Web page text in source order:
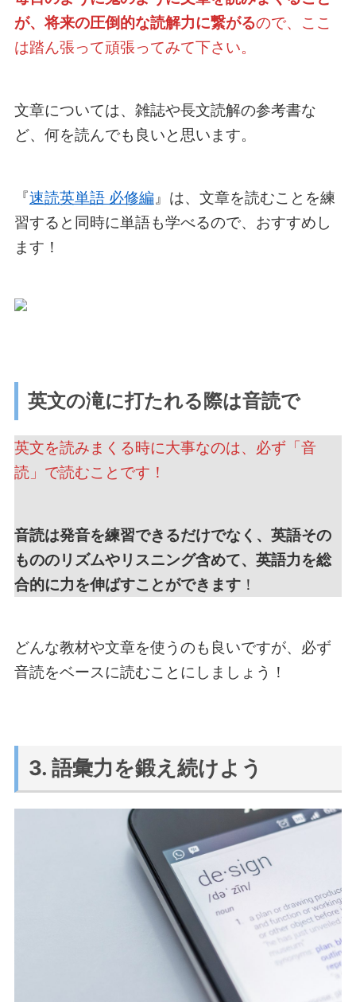
が、将来の圧倒的な読解力に繋がるので、ここ
は踏ん張って頑張ってみて下さい。
文章については、雑誌や長文読解の参考書な
ど、何を読んでも良いと思います。
『速読英単語 必修編』は、文章を読むことを練
習すると同時に単語も学べるので、おすすめし
ます！
英文の滝に打たれる際は音読で
英文を読みまくる時に大事なのは、必ず「音
読」で読むことです！
音読は発音を練習できるだけでなく、英語その
もののリズムやリスニング含めて、英語力を総
合的に力を伸ばすことができます！
どんな教材や文章を使うのも良いですが、必ず
音読をベースに読むことにしましょう！
3. 語彙力を鍛え続けよう